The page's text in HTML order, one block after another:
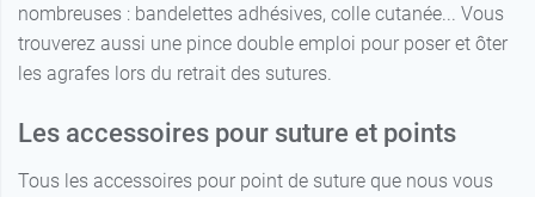
13 cm 6,99 €
15 cm 9,39 €
nombreuses : bandelettes adhésives, colle cutanée... Vous
trouverez aussi une pince double emploi pour poser et ôter
les agrafes lors du retrait des sutures.
Les accessoires pour suture et points
Tous les accessoires pour point de suture que nous vous